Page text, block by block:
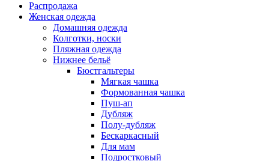
Распродажа
Женская одежда
Домашняя одежда
Колготки, носки
Пляжная одежда
Нижнее бельё
Бюстгальтеры
Мягкая чашка
Формованная чашка
Пуш-ап
Дубляж
Полу-дубляж
Бескаркасный
Для мам
Подростковый